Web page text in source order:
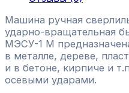
Машина ручная
ударно-вращательная
МЭСУ-1 М
в металле, дереве,
и в бетоне, кирпиче и
осевыми ударами.